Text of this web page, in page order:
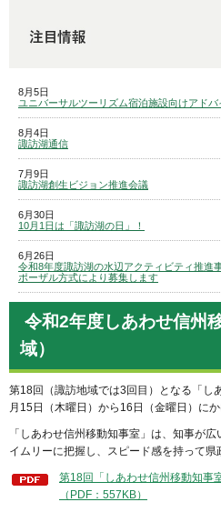
8月5日
ユニバーサルツーリズム宿泊施設向けアドバ
8月4日
諏訪湖通信
7月9日
諏訪湖創生ビジョン推進会議
6月30日
10月1日は「諏訪湖の日」！
6月26日
令和8年度諏訪湖の水辺アクティビティ推進
ポーザル方式により募集します
令和2年度しあわせ信州
域）
第18回（諏訪地域では3回目）となる「し
月15日（木曜日）から16日（金曜日）に
「しあわせ信州移動知事室」は、知事が
イムリーに把握し、スピード感を持って県
第18回「しあわせ信州移動知事
（PDF：557KB）